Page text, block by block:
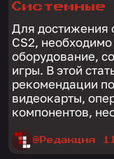
Системные
Для достижения
CS2,
оборудование,
игры. В этой
рекомендации
видеокарты,
компонентов,
@Редакция